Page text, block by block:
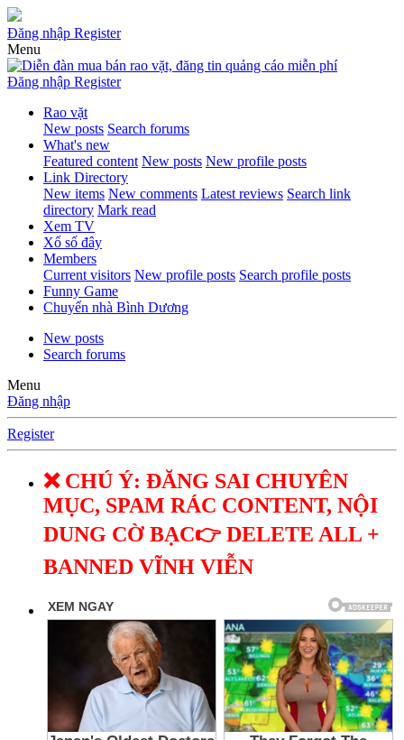
Đăng nhập Register
Menu
Đăng nhập Register
Rao vặt
New posts Search forums
What's new
Featured content New posts New profile posts
Link Directory
New items New comments Latest reviews Search link
directory Mark read
Xem TV
Xổ số đây
Members
Current visitors New profile posts Search profile posts
Funny Game
Chuyển nhà Bình Dương
New posts
Search forums
Menu
Đăng nhập
Register
❌ CHÚ Ý: ĐĂNG SAI CHUYÊN
MỤC, SPAM RÁC CONTENT, NỘI
DUNG CỜ BẠC👉 DELETE ALL +
BANNED VĨNH VIỄN